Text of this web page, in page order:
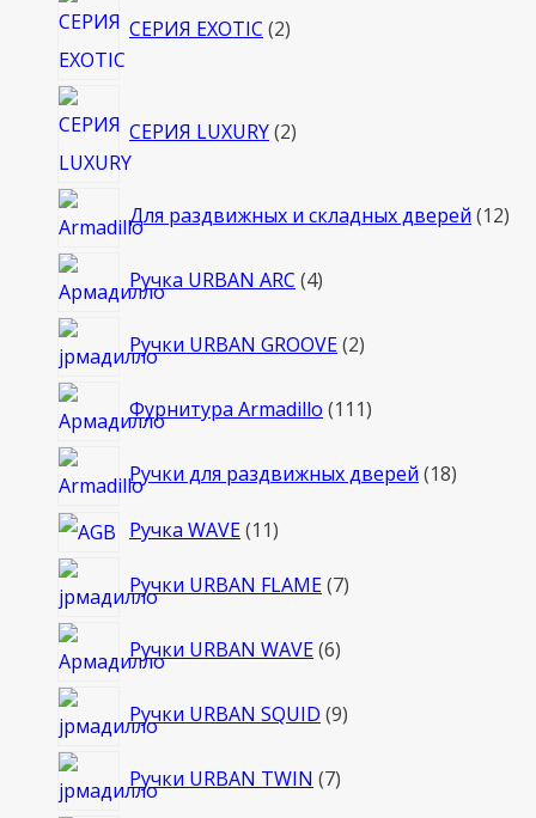
СЕРИЯ EXOTIC 2товара
СЕРИЯ LUXURY 2товара
Для раздвижных и складных дверей 1212
Ручка URBAN ARC 44
Ручки URBAN GROOVE 22
Фурнитура Armadillo 111111
Ручки для раздвижных дверей 1818
Ручка WAVE 1111
Ручки URBAN FLAME 77
Ручки URBAN WAVE 66
Ручки URBAN SQUID 99
Ручки URBAN TWIN 77